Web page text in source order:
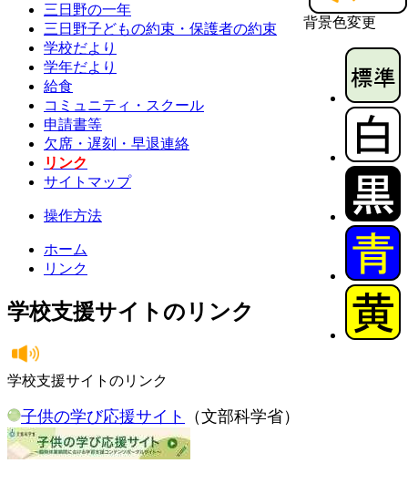
背景色変更
三日野の一年
三日野子どもの約束・保護者の約束
学校だより
学年だより
給食
コミュニティ・スクール
申請書等
欠席・遅刻・早退連絡
リンク
サイトマップ
操作方法
ホーム
リンク
学校支援サイトのリンク
学校支援サイトのリンク
子供の学び応援サイト （文部科学省）